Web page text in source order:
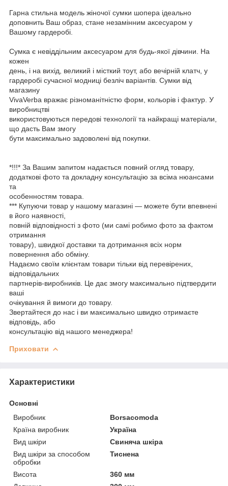
Гарна стильна модель жіночої сумки шопера ідеально
доповнить Ваш образ, стане незамінним аксесуаром у
Вашому гардеробі.
Сумка є невіддільним аксесуаром для будь-якої дівчини. На
кожен
день, і на вихід, великий і місткий тоут, або вечірній клатч, у
гардеробі сучасної модниці безліч варіантів. Сумки від
магазину
VivaVerba вражає різноманітністю форм, кольорів і фактур. У
виробництві
використовуються передові технології та найкращі матеріали,
що дасть Вам змогу
бути максимально задоволені від покупки.
*!!!* За Вашим запитом надається повний огляд товару,
додаткові фото та докладну консультацію за всіма нюансами
та
особенностям товара.
*** Купуючи товар у нашому магазині — можете бути впевнені
в його наявності,
повній відповідності з фото (ми самі робимо фото за фактом
отримання
товару), швидкої доставки та дотримання всіх норм
повернення або обміну.
Надаємо своїм клієнтам товари тільки від перевірених,
відповідальних
партнерів-виробників. Це дає змогу максимально підтвердити
ваші
очікування й вимоги до товару.
Звертайтеся до нас і ви максимально швидко отримаєте
відповідь, або
консультацію від нашого менеджера!
Приховати
Характеристики
Основні
Виробник
Borsacomoda
Країна виробник
Україна
Вид шкіри
Свиняча шкіра
Вид шкіри за способом
обробки
Тиснена
Висота
360 мм